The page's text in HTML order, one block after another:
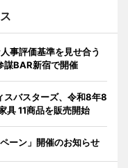
事評価基準を見せ合う
謀BAR新宿で開催
スバスターズ、令和8年8
具 11商品を販売開始
ーン」開催のお知らせ